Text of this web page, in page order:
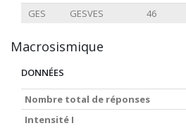
GES
GESVES 46
Macrosismique
DONNÉES
Nombre total de réponses
Intensité I